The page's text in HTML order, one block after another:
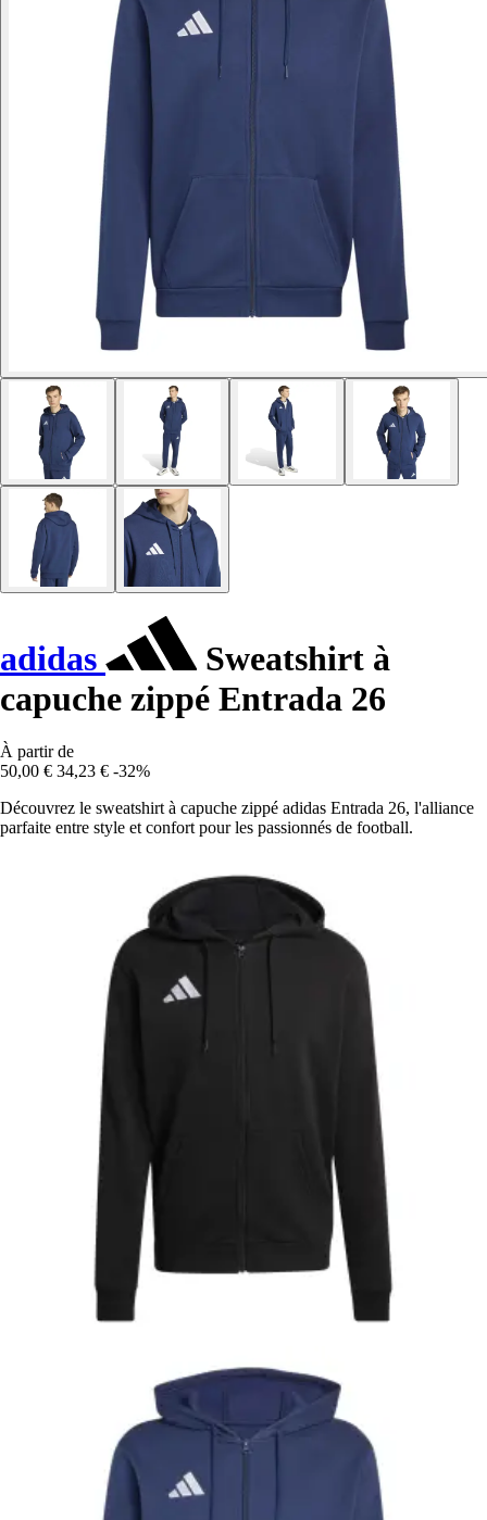
adidas
Sweatshirt à
capuche zippé Entrada 26
À partir de
50,00 € 34,23 € -32%
Découvrez le sweatshirt à capuche zippé adidas Entrada 26, l'alliance
parfaite entre style et confort pour les passionnés de football.